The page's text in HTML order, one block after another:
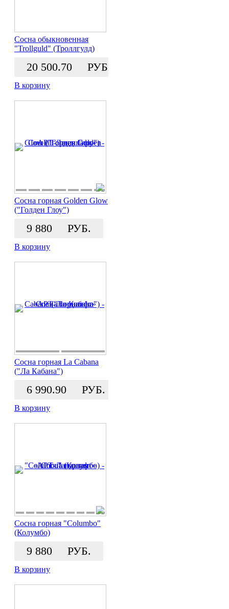
Сосна обыкновенная
"Trollguld" (Троллгулд)
20 500.70 РУБ.
В корзину
Сосна горная Golden Glow
("Голден Глоу")
9 880 РУБ.
В корзину
Сосна горная La Cabana
("Ла Кабана")
6 990.90 РУБ.
В корзину
Сосна горная "Columbo"
(Колумбо)
9 880 РУБ.
В корзину